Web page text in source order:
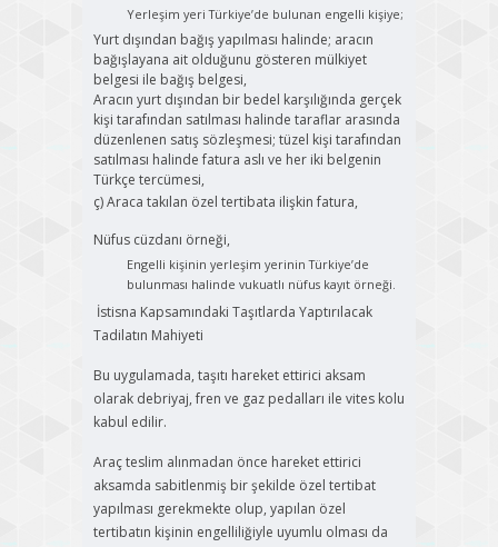
Yerleşim yeri Türkiye’de bulunan engelli kişiye;
Yurt dışından bağış yapılması halinde; aracın
bağışlayana ait olduğunu gösteren mülkiyet
belgesi ile bağış belgesi,
Aracın yurt dışından bir bedel karşılığında gerçek
kişi tarafından satılması halinde taraflar arasında
düzenlenen satış sözleşmesi; tüzel kişi tarafından
satılması halinde fatura aslı ve her iki belgenin
Türkçe tercümesi,
ç) Araca takılan özel tertibata ilişkin fatura,
Nüfus cüzdanı örneği,
Engelli kişinin yerleşim yerinin Türkiye’de
bulunması halinde vukuatlı nüfus kayıt örneği.
İstisna Kapsamındaki Taşıtlarda Yaptırılacak
Tadilatın Mahiyeti
Bu uygulamada, taşıtı hareket ettirici aksam
olarak debriyaj, fren ve gaz pedalları ile vites kolu
kabul edilir.
Araç teslim alınmadan önce hareket ettirici
aksamda sabitlenmiş bir şekilde özel tertibat
yapılması gerekmekte olup, yapılan özel
tertibatın kişinin engelliliğiyle uyumlu olması da